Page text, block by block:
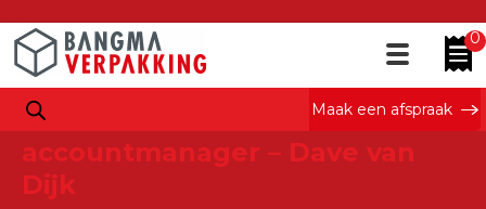
0
Maak een afspraak
Tag Archieven : dronten
Ontmoet onze
accountmanager – Dave van
Dijk